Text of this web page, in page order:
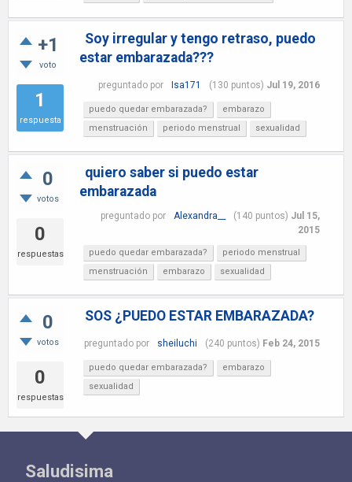
+1
voto
1
respuesta
Soy irregular y tengo retraso, puedo
estar embarazada???
preguntado por Isa171 (130 puntos) Jul 19, 2016
puedo quedar embarazada?
embarazo
menstruación
periodo menstrual sexualidad
0
votos
0
respuestas
quiero saber si puedo estar
embarazada
preguntado por Alexandra__ (140 puntos) Jul 15,
2015
puedo quedar embarazada?
periodo menstrual
menstruación
embarazo sexualidad
0
votos
0
respuestas
SOS ¿PUEDO ESTAR EMBARAZADA?
preguntado por sheiluchi (240 puntos) Feb 24, 2015
puedo quedar embarazada?
embarazo
sexualidad
Saludisima